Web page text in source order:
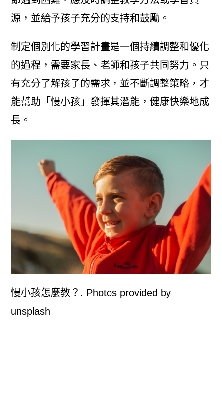
源，並給予孩子充分的支持和鼓勵。
制定個別化的學習計畫是一個持續調整和優化
的過程，需要家長、老師和孩子共同努力。只
有充分了解孩子的需求，並不斷調整策略，才
能幫助「慢小孩」發揮其潛能，健康快樂地成
長。
慢小孩怎麼教？. Photos provided by
unsplash